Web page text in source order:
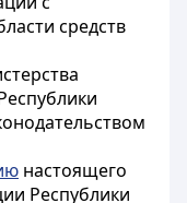
средств
настоящего
Республики